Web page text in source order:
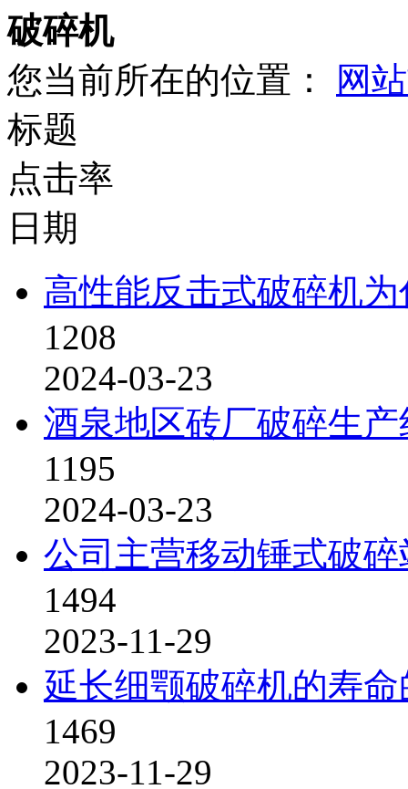
破碎机
您当前所在的位置：
网
标题
点击率
日期
高性能反击式破碎机
1208
2024-03-23
酒泉地区砖厂破碎生产
1195
2024-03-23
公司主营移动锤式破碎
1494
2023-11-29
延长细颚破碎机的寿
1469
2023-11-29